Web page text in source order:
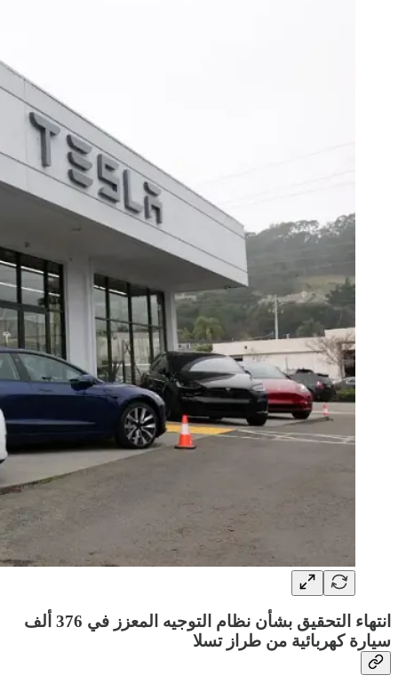
انتهاء التحقيق بشأن نظام التوجيه المعزز في 376 ألف
سيارة كهربائية من طراز تسلا